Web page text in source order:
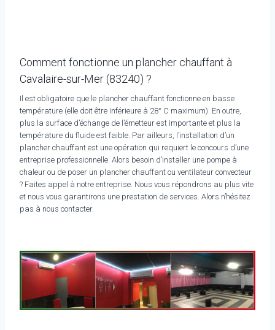
Comment fonctionne un plancher chauffant à
Cavalaire-sur-Mer (83240) ?
Il est obligatoire que le plancher chauffant fonctionne en basse
température (elle doit être inférieure à 28° C maximum). En outre,
plus la surface d’échange de l’émetteur est importante et plus la
température du fluide est faible. Par ailleurs, l’installation d’un
plancher chauffant est une opération qui requiert le concours d’une
entreprise professionnelle. Alors besoin d’installer une pompe à
chaleur ou de poser un plancher chauffant ou ventilateur convecteur
? Faites appel à notre entreprise. Nous vous répondrons au plus vite
et nous vous garantirons une prestation de services. Alors n’hésitez
pas à nous contacter.